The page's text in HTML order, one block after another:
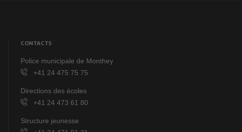
CONTACTS
Police municipale de Monthey
+41 24 475 75 75
Directions des écoles
+41 24 473 61 80
Structure jeunesse